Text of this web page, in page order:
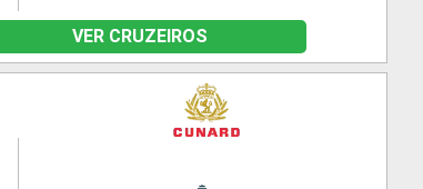
VER CRUZEIROS